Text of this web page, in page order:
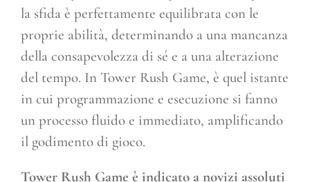
la sfida è perfettamente equilibrata con le
proprie abilità, determinando a una mancanza
della consapevolezza di sé e a una alterazione
del tempo. In Tower Rush Game, è quel istante
in cui programmazione e esecuzione si fanno
un processo fluido e immediato, amplificando
il godimento di gioco.
Tower Rush Game è indicato a novizi assoluti